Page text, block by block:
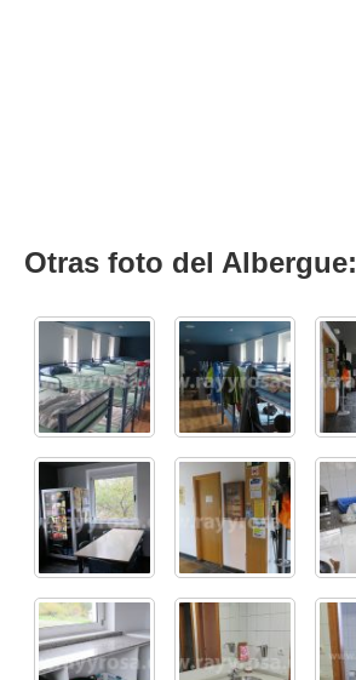
Otras foto del Albergue: